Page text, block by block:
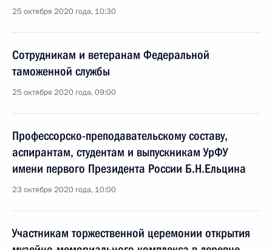
25 октября 2020 года, 10:30
Сотрудникам и ветеранам Федеральной
таможенной службы
25 октября 2020 года, 09:00
Профессорско-преподавательскому составу,
аспирантам, студентам и выпускникам УрФУ
имени первого Президента России Б.Н.Ельцина
23 октября 2020 года, 10:00
Участникам торжественной церемонии открытия